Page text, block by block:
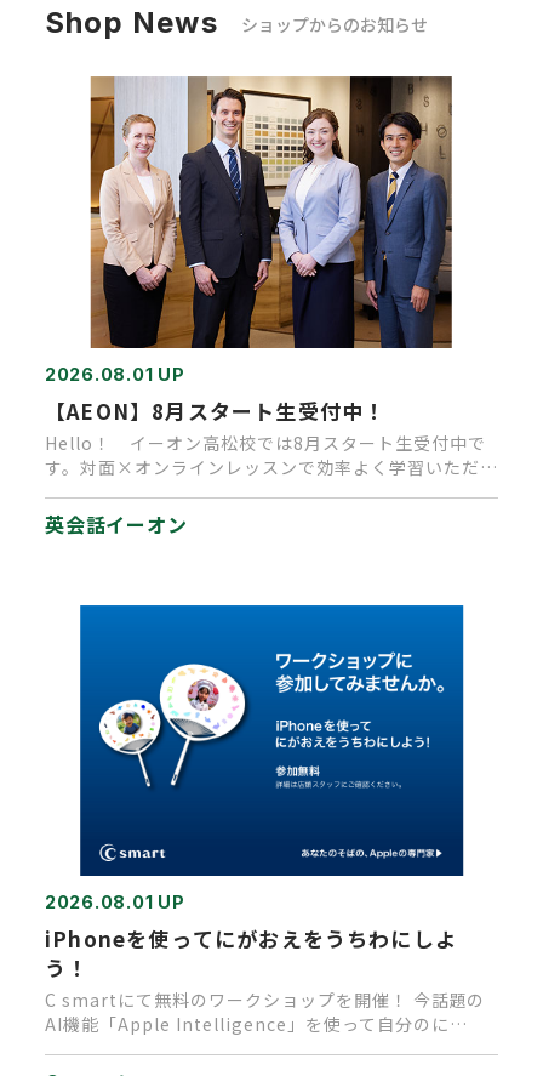
Shop News ショップからのお知らせ
2026.08.01 UP
【AEON】8月スタート生受付中！
Hello！ イーオン高松校では8月スタート生受付中で
す。対面×オンラインレッスンで効率よく学習いただけ
英会話イーオン
2026.08.01 UP
iPhoneを使ってにがおえをうちわにしよ
う！
C smartにて無料のワークショップを開催！ 今話題の
AI機能「Apple Intelligence」を使って自分のに…